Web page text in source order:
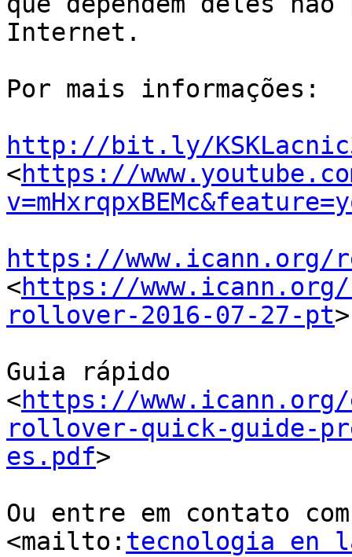
Internet.
Por mais informações:
http://bit.ly/
<https://
https://www.icann.org/
<https://
rollover-2016-07-27-pt>
Guia rápido
<https://
rollover-quick-guide-
es.pdf>
Ou entre em contato
<mailto: tecnologia en